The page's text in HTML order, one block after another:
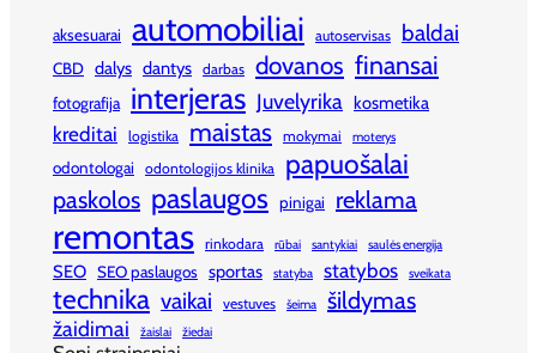
aksesuarai automobiliai autoservisas baldai
CBD dalys dantys darbas dovanos finansai
fotografija interjeras Juvelyrika kosmetika
kreditai logistika maistas mokymai moterys
odontologai odontologijos klinika papuošalai
paskolos paslaugos pinigai reklama
remontas rinkodara rūbai santykiai saulės energija
SEO SEO paslaugos sportas statyba statybos sveikata
technika vaikai vestuves šeima šildymas
žaidimai žaislai žiedai